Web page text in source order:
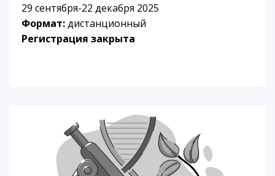
29 сентября-22 декабря 2025
Формат:дистанционный
Регистрация закрыта